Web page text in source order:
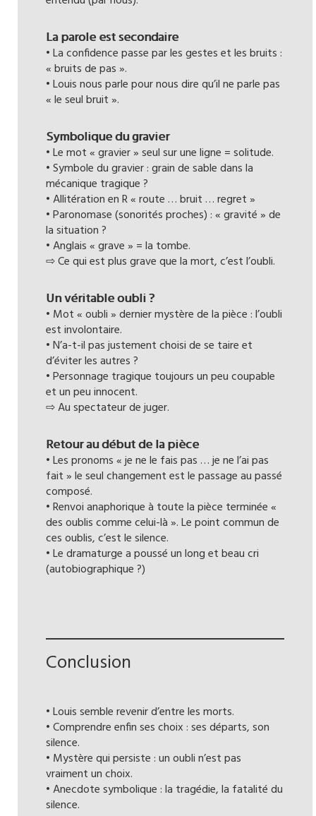
La parole est secondaire
• La confidence passe par les gestes et les bruits :
« bruits de pas ».
• Louis nous parle pour nous dire qu’il ne parle pas
« le seul bruit ».
Symbolique du gravier
• Le mot « gravier » seul sur une ligne = solitude.
• Symbole du gravier : grain de sable dans la
mécanique tragique ?
• Allitération en R « route … bruit … regret »
• Paronomase (sonorités proches) : « gravité » de
la situation ?
• Anglais « grave » = la tombe.
⇨ Ce qui est plus grave que la mort, c’est l’oubli.
Un véritable oubli ?
• Mot « oubli » dernier mystère de la pièce : l’oubli
est involontaire.
• N’a-t-il pas justement choisi de se taire et
d’éviter les autres ?
• Personnage tragique toujours un peu coupable
et un peu innocent.
⇨ Au spectateur de juger.
Retour au début de la pièce
• Les pronoms « je ne le fais pas … je ne l’ai pas
fait » le seul changement est le passage au passé
composé.
• Renvoi anaphorique à toute la pièce terminée «
des oublis comme celui-là ». Le point commun de
ces oublis, c’est le silence.
• Le dramaturge a poussé un long et beau cri
(autobiographique ?)
Conclusion
• Louis semble revenir d’entre les morts.
• Comprendre enfin ses choix : ses départs, son
silence.
• Mystère qui persiste : un oubli n’est pas
vraiment un choix.
• Anecdote symbolique : la tragédie, la fatalité du
silence.